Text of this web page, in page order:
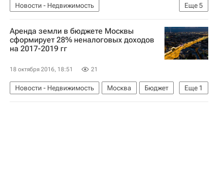
Еще5
Новости - Недвижимость
Архитектура - Новости
Памятники
Федеральное агентство по управлению государственным имуществом (Росимущество)
Городская среда
Аренда земли в бюджете Москвы
сформирует 28% неналоговых доходов
на 2017-2019 гг
18 октября 2016, 18:51 21
Еще 1
Новости - Недвижимость Москва
Бюджет
Россия